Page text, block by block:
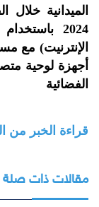
2024
الإنترنيت) مع
أجهزة لوحية
الفضائية
قراءة الخبر من
مقالات ذات صلة